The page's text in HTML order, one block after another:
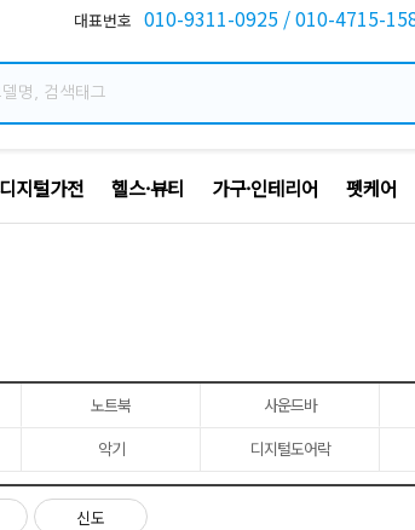
010-9311-0925 / 010-4715-
디지털가전 헬스·뷰티 가구·인테리어 펫케어
노트북 사운드바
악기 디지털도어락
신도